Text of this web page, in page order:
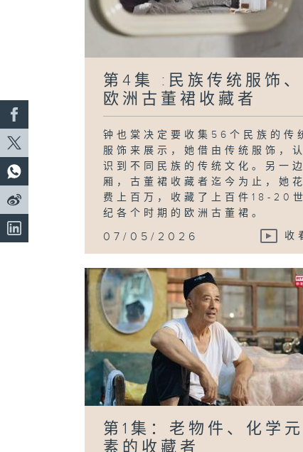
第4集 :民族传统服饰、
欧洲古董裙收藏者
钟也棠决定要收集56个民族的传
服饰来展示，她借由传统服饰，认
识到不同民族的传统文化。另一边
厢，古董裙收藏者迄今为止，她花
费上百万，收藏了上百件18-20世
纪各个时期的欧洲古董裙。
07/05/2026 收
第1集：老物件、化学元
素的收藏者